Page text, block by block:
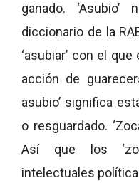
ganado.
diccionario de la
‘asubiar’ con el
acción de
asubio’ significa
o resguardado.
Así que los
intelectuales